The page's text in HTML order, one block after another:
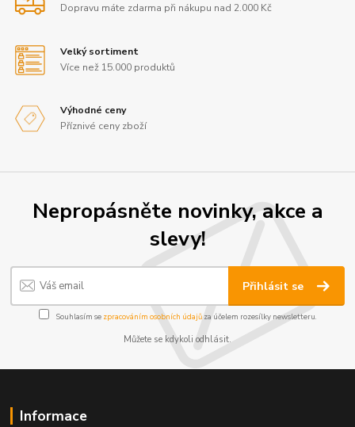
Dopravu máte zdarma při nákupu nad 2.000 Kč
Velký sortiment
Více než 15.000 produktů
Výhodné ceny
Příznivé ceny zboží
Nepropásněte novinky, akce a
slevy!
Přihlásit se
Souhlasím se zpracováním osobních údajůza účelem rozesílky newsletteru.
Můžete se kdykoli odhlásit.
Informace